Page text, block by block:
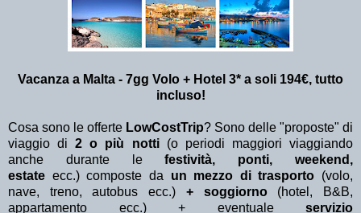
Vacanza a Malta - 7gg Volo + Hotel 3* a soli 194€, tutto
incluso!
Cosa sono le offerte LowCostTrip? Sono delle "proposte" di
viaggio di2 o più notti (o periodi maggiori viaggiando
anche durante lefestività, ponti, weekend,
estate ecc.) composte da un mezzo di trasporto (volo,
nave, treno, autobus ecc.) + soggiorno(hotel, B&B,
appartamento ecc.) + eventuale servizio